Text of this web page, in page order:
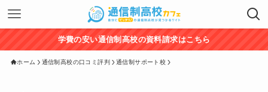
学費の安い通信制高校の資料請求はこちら
ホーム 通信制高校の口コミ評判 通信制サポート校